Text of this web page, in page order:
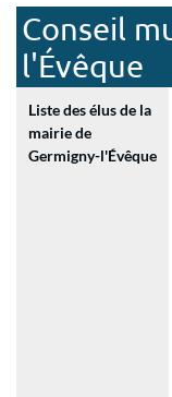
Conseil
l'Évêque
Liste des élus de la
mairie de
Germigny-l'Évêque